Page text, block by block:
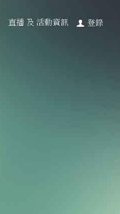
直播 及 活動資訊 登錄